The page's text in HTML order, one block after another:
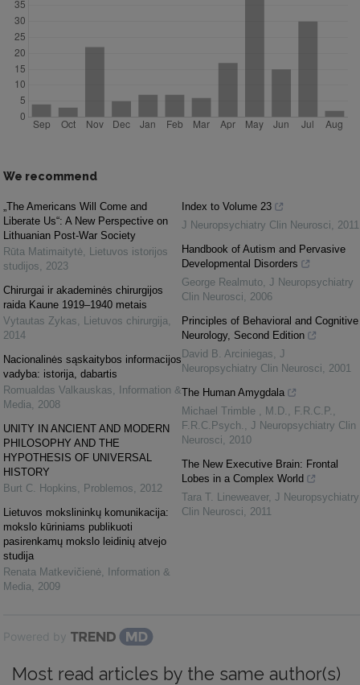
We recommend
„The Americans Will Come and
Liberate Us“: A New Perspective on
Lithuanian Post-War Society
Rūta Matimaitytė, Lietuvos istorijos
studijos, 2023
Chirurgai ir akademinės chirurgijos
raida Kaune 1919–1940 metais
Vytautas Zykas, Lietuvos chirurgija,
2014
Nacionalinės sąskaitybos informacijos
vadyba: istorija, dabartis
Romualdas Valkauskas,
Information &
Media, 2008
UNITY IN ANCIENT AND MODERN
PHILOSOPHY AND THE
HYPOTHESIS OF UNIVERSAL
HISTORY
Burt C. Hopkins, Problemos, 2012
Lietuvos mokslininkų komunikacija:
mokslo kūriniams publikuoti
pasirenkamų mokslo leidinių atvejo
studija
Renata Matkevičienė,
Information &
Media, 2009
Index to Volume 23
J Neuropsychiatry Clin Neurosci, 2011
Handbook of Autism and Pervasive
Developmental Disorders
George Realmuto, J Neuropsychiatry
Clin Neurosci, 2006
Principles of Behavioral and Cognitive
Neurology, Second Edition
David B. Arciniegas, J
Neuropsychiatry Clin Neurosci, 2001
The Human Amygdala
Michael Trimble , M.D., F.R.C.P.,
F.R.C.Psych. , J Neuropsychiatry Clin
Neurosci, 2010
The New Executive Brain: Frontal
Lobes in a Complex World
Tara T. Lineweaver, J Neuropsychiatry
Clin Neurosci, 2011
Powered by
Most read articles by the same author(s)